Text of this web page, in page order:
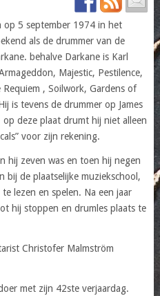
op 5 september 1974 in het
als de drummer van de
behalve Darkane is Karl
Majestic, Pestilence,
, Soilwork, Gardens of
is tevens de drummer op James
op deze plaat drumt hij niet alleen
voor zijn rekening.
hij zeven was en toen hij negen
bij de plaatselijke muziekschool,
lezen en spelen. Na een jaar
hij stoppen en drumles plaats te
Christofer Malmström
met zijn 42ste verjaardag.